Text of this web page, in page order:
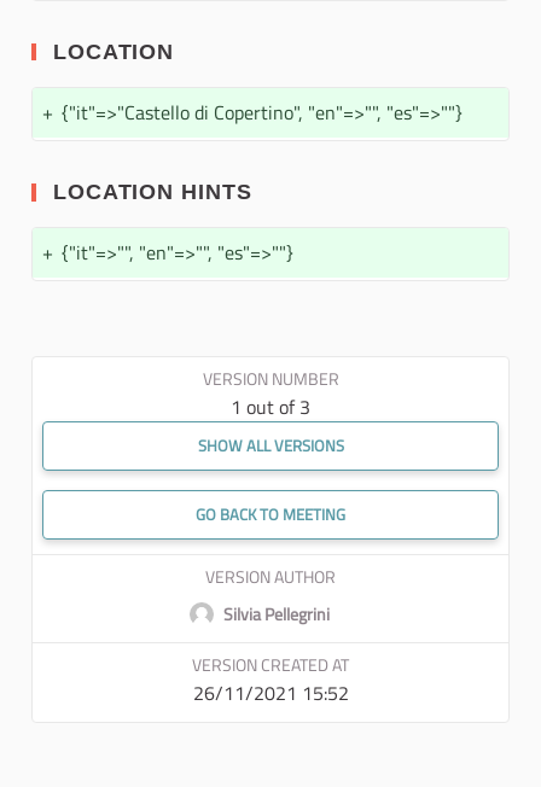
LOCATION
+ {"it"=>"Castello di Copertino", "en"=>"", "es"=>""}
LOCATION HINTS
+ {"it"=>"", "en"=>"", "es"=>""}
VERSION NUMBER
1 out of 3
SHOW ALL VERSIONS
GO BACK TO MEETING
VERSION AUTHOR
Silvia Pellegrini
VERSION CREATED AT
26/11/2021 15:52